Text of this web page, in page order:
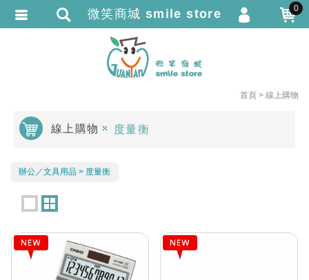
首頁 線上購物
線上購物 度量衡
辦公／文具用品 度量衡
微笑商城 smile store 0
會員登入
會員註冊
繁體中文